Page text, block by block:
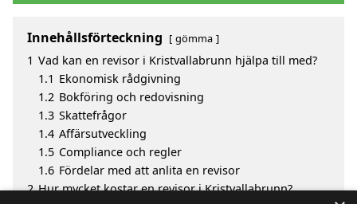
Innehållsförteckning gömma
1 Vad kan en revisor i Kristvallabrunn hjälpa till med?
1.1 Ekonomisk rådgivning
1.2 Bokföring och redovisning
1.3 Skattefrågor
1.4 Affärsutveckling
1.5 Compliance och regler
1.6 Fördelar med att anlita en revisor
2 Hur mycket kostar en revisor i Kristvallabrunn?